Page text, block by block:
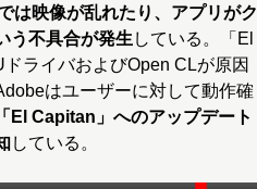
は映像が乱れたり、アプリがク
う不具合が発生 している。「El
ライバおよびOpen CLが原因
はユーザーに対して動作確
El Capitan」へのアップデート
している。